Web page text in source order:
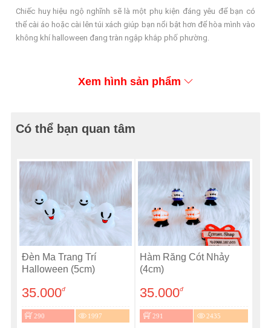
Chiếc huy hiệu ngộ nghĩnh sẽ là một phụ kiện đáng yêu để bạn có
thể cài áo hoặc cài lên túi xách giúp bạn nổi bật hơn để hòa mình vào
không khí halloween đang tràn ngập khắp phố phường.
Xem hình sản phẩm
Có thể bạn quan tâm
Đèn Ma Trang Trí
Halloween (5cm)
35.000đ
290 1997
Hàm Răng Cót Nhảy
(4cm)
35.000đ
291 2435